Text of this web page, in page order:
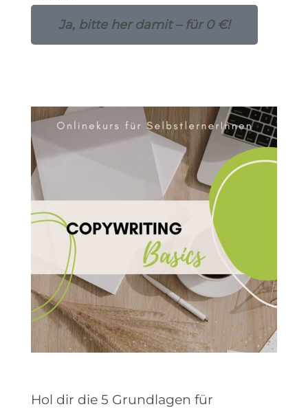
Ja, bitte her damit – für 0 €!
Hol dir die 5 Grundlagen für